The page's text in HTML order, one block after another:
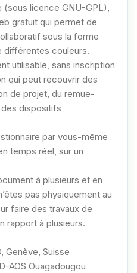
(sous licence GNU-GPL),
gratuit qui permet de
sous la forme
différentes couleurs.
utilisable, sans inscription
qui peut recouvrir des
de projet, du remue-
dispositifs
par vous-même
temps réel, sur un
à plusieurs et en
pas physiquement au
faire des travaux de
rapport à plusieurs.
Genève, Suisse
AOS Ouagadougou